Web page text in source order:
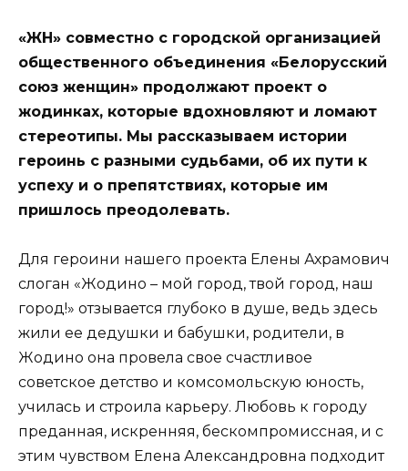
«ЖН» совместно с городской организацией
общественного объединения «Белорусский
союз женщин» продолжают проект о
жодинках, которые вдохновляют и ломают
стереотипы. Мы рассказываем истории
героинь с разными судьбами, об их пути к
успеху и о препятствиях, которые им
пришлось преодолевать.
Для героини нашего проекта Елены Ахрамович
слоган «Жодино – мой город, твой город, наш
город!» отзывается глубоко в душе, ведь здесь
жили ее дедушки и бабушки, родители, в
Жодино она провела свое счастливое
советское детство и комсомольскую юность,
училась и строила карьеру. Любовь к городу
преданная, искренняя, бескомпромиссная, и с
этим чувством Елена Александровна подходит